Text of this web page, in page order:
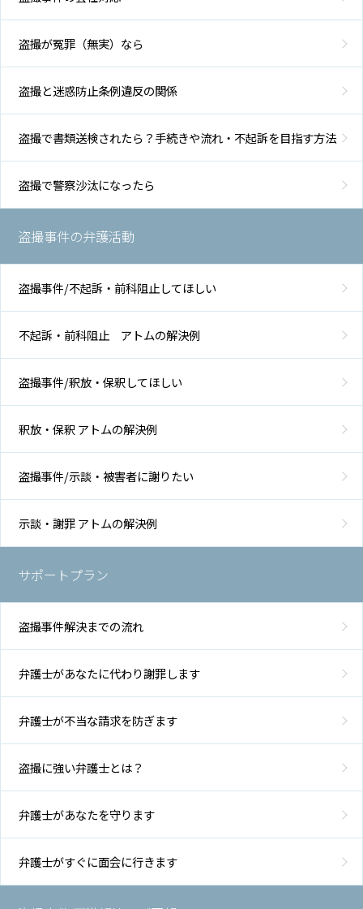
盗撮が冤罪（無実）なら
盗撮と迷惑防止条例違反の関係
盗撮で書類送検されたら？手続きや流れ・不起訴を目指す方法
盗撮で警察沙汰になったら
盗撮事件の弁護活動
盗撮事件/不起訴・前科阻止してほしい
不起訴・前科阻止 アトムの解決例
盗撮事件/釈放・保釈してほしい
釈放・保釈 アトムの解決例
盗撮事件/示談・被害者に謝りたい
示談・謝罪 アトムの解決例
サポートプラン
盗撮事件解決までの流れ
弁護士があなたに代わり謝罪します
弁護士が不当な請求を防ぎます
盗撮に強い弁護士とは？
弁護士があなたを守ります
弁護士がすぐに面会に行きます